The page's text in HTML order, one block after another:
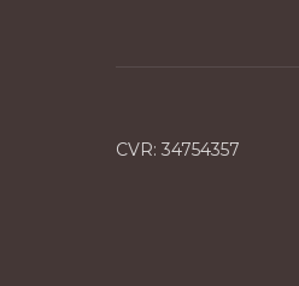
CVR​: 34754357